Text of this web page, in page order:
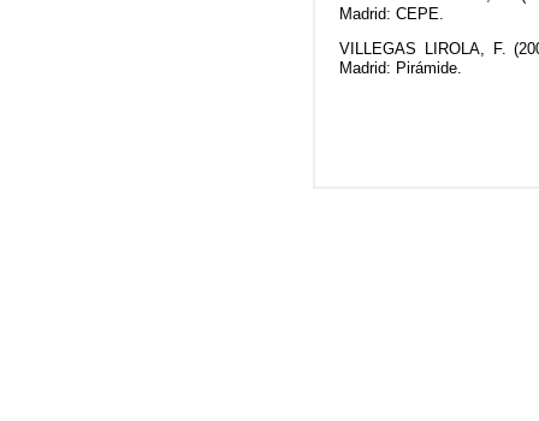
Madrid: CEPE.
VILLEGAS LIROLA, F.
Madrid: Pirámide.